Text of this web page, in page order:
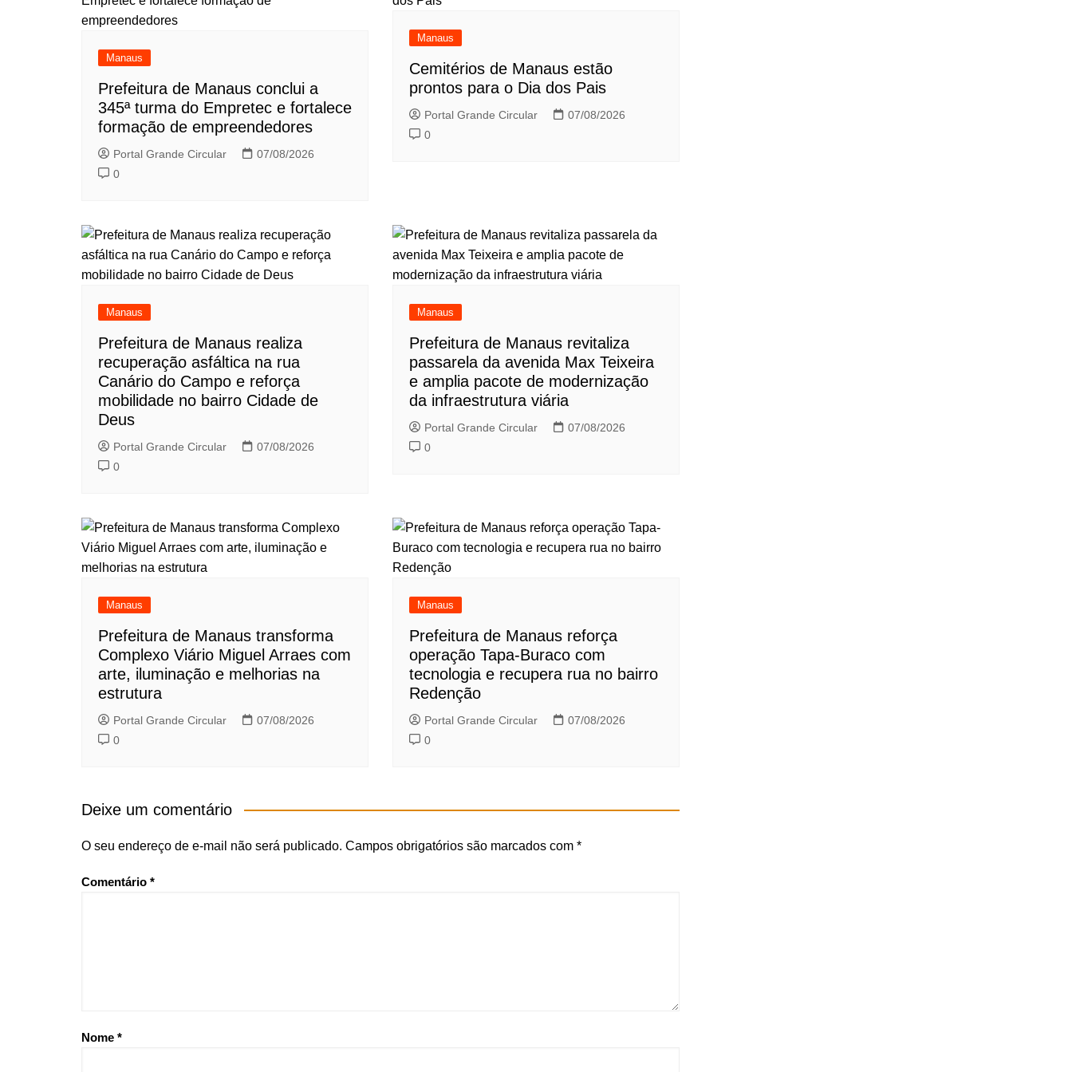
Manaus
Prefeitura de Manaus conclui a
345ª turma do Empretec e fortalece
formação de empreendedores
Portal Grande Circular
07/08/2026
0
Manaus
Cemitérios de Manaus estão
prontos para o Dia dos Pais
Portal Grande Circular
07/08/2026
0
Manaus
Prefeitura de Manaus realiza
recuperação asfáltica na rua
Canário do Campo e reforça
mobilidade no bairro Cidade de
Deus
Portal Grande Circular
07/08/2026
0
Manaus
Prefeitura de Manaus revitaliza
passarela da avenida Max Teixeira
e amplia pacote de modernização
da infraestrutura viária
Portal Grande Circular
07/08/2026
0
Manaus
Prefeitura de Manaus transforma
Complexo Viário Miguel Arraes com
arte, iluminação e melhorias na
estrutura
Portal Grande Circular
07/08/2026
0
Manaus
Prefeitura de Manaus reforça
operação Tapa-Buraco com
tecnologia e recupera rua no bairro
Redenção
Portal Grande Circular
07/08/2026
0
Deixe um comentário
O seu endereço de e-mail não será publicado. Campos obrigatórios são marcados com *
Comentário *
Nome *